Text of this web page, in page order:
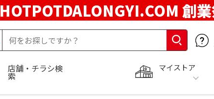
HOTPOTDALONGYI.COM 創
マイストア
店舗・チラシ検
索